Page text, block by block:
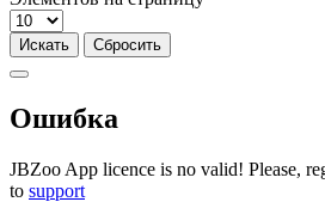
Ошибка
JBZoo App licence is no valid! Please,
to support